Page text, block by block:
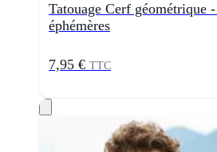
Tatouage Cerf géométrique
éphémères
7,95 € TTC